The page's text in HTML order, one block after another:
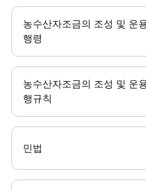
농수산자조금의 조성 및 운
행령
농수산자조금의 조성 및 운
행규칙
민법